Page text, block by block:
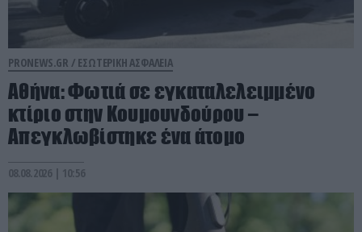
PRONEWS.GR / ΕΣΩΤΕΡΙΚΗ ΑΣΦΑΛΕΙΑ
Αθήνα: Φωτιά σε εγκαταλελειμμένο
κτίριο στην Κουμουνδούρου –
Απεγκλωβίστηκε ένα άτομο
08.08.2026 | 10:56